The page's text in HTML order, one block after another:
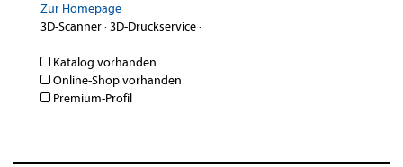
Zur Homepage
3D-Scanner·3D-Druckservice·
Katalog vorhanden
Online-Shop vorhanden
Premium-Profil